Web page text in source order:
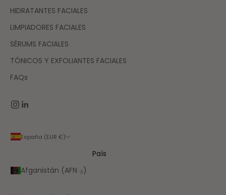
HIDRATANTES FACIALES
LIMPIADORES FACIALES
SÉRUMS FACIALES
TÓNICOS Y EXFOLIANTES FACIALES
FAQs
España (EUR €)
País
Afganistán (AFN ؋)